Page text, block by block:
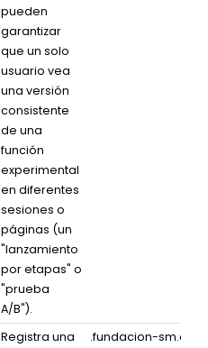
pueden
garantizar
que un solo
usuario vea
una versión
consistente
de una
función
experimental
en diferentes
sesiones o
páginas (un
"lanzamiento
por etapas" o
"prueba
A/B").
Registra una
.fundacion-sm.org